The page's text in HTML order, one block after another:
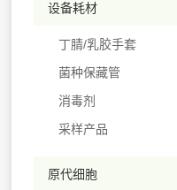
设备耗材
丁腈/乳胶手套
菌种保藏管
消毒剂
采样产品
原代细胞